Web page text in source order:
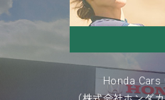
Honda Cars